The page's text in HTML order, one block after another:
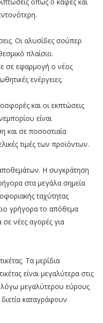
Οι αλυσίδες σούπερ
πλαίσιο.
σε εφαρμογή ο νέος
ενέργειες.
και οι εκπτώσεις
είναι
και σε ποσοστιαία
τιμές των προϊόντων.
Η συγκράτηση
στα μεγάλα σημεία
ταχύτητας
γρήγορα το απόθεμα
νέες αγορές για
Τα μερίδια
είναι μεγαλύτερα στις
μεγαλύτερου εύρους
καταγράφουν